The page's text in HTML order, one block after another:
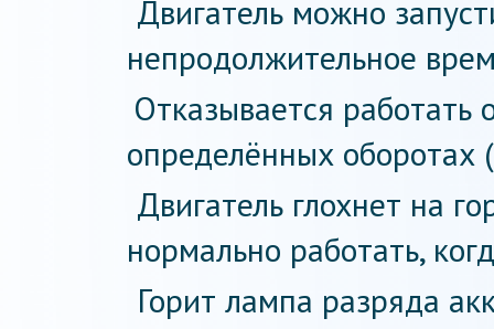
Двигатель можно
непродолжительное
Отказывается
определённых оборотах
Двигатель глохнет на
нормально работать,
Горит лампа разряда